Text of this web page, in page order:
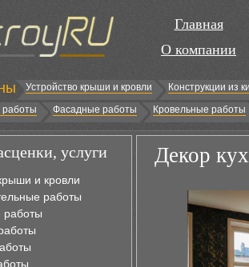
Главная
О компании
Устройство крыши и кровли
Конструкции из
Фасадные работы Кровельные работы
услуги
и кровли
работы
работы
Декор